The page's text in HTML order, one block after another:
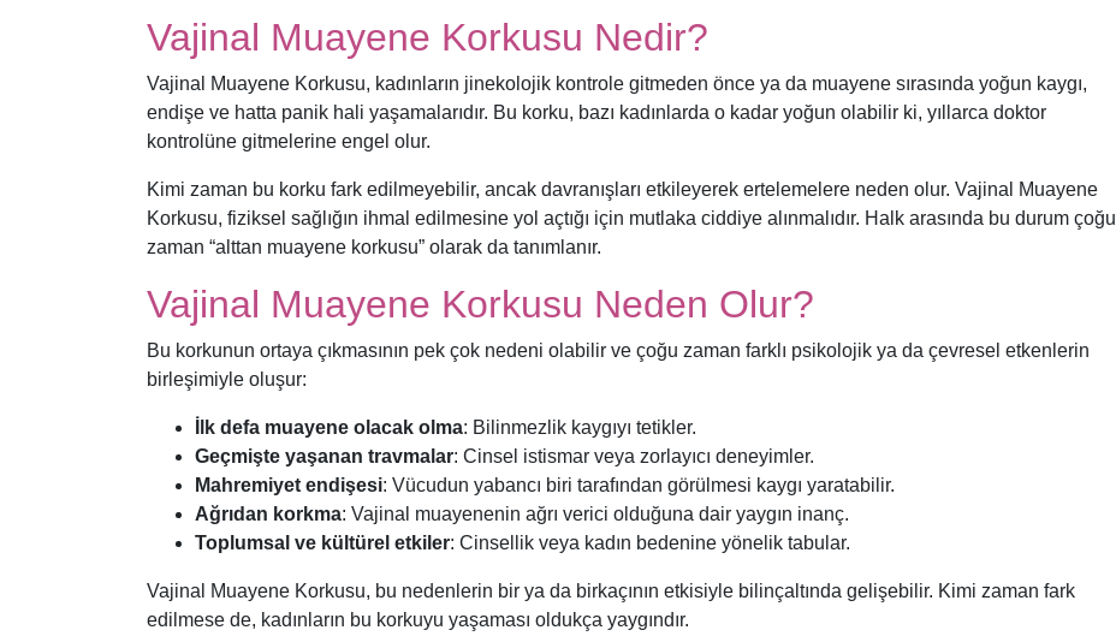
Vajinal Muayene Korkusu Nedir?
Vajinal Muayene Korkusu, kadınların jinekolojik kontrole gitmeden önce ya da muayene sırasında yoğun kaygı,
endişe ve hatta panik hali yaşamalarıdır. Bu korku, bazı kadınlarda o kadar yoğun olabilir ki, yıllarca doktor
kontrolüne gitmelerine engel olur.
Kimi zaman bu korku fark edilmeyebilir, ancak davranışları etkileyerek ertelemelere neden olur. Vajinal Muayene
Korkusu, fiziksel sağlığın ihmal edilmesine yol açtığı için mutlaka ciddiye alınmalıdır. Halk arasında bu durum çoğu
zaman “alttan muayene korkusu” olarak da tanımlanır.
Vajinal Muayene Korkusu Neden Olur?
Bu korkunun ortaya çıkmasının pek çok nedeni olabilir ve çoğu zaman farklı psikolojik ya da çevresel etkenlerin
birleşimiyle oluşur:
İlk defa muayene olacak olma: Bilinmezlik kaygıyı tetikler.
Geçmişte yaşanan travmalar: Cinsel istismar veya zorlayıcı deneyimler.
Mahremiyet endişesi: Vücudun yabancı biri tarafından görülmesi kaygı yaratabilir.
Ağrıdan korkma: Vajinal muayenenin ağrı verici olduğuna dair yaygın inanç.
Toplumsal ve kültürel etkiler: Cinsellik veya kadın bedenine yönelik tabular.
Vajinal Muayene Korkusu, bu nedenlerin bir ya da birkaçının etkisiyle bilinçaltında gelişebilir. Kimi zaman fark
edilmese de, kadınların bu korkuyu yaşaması oldukça yaygındır.